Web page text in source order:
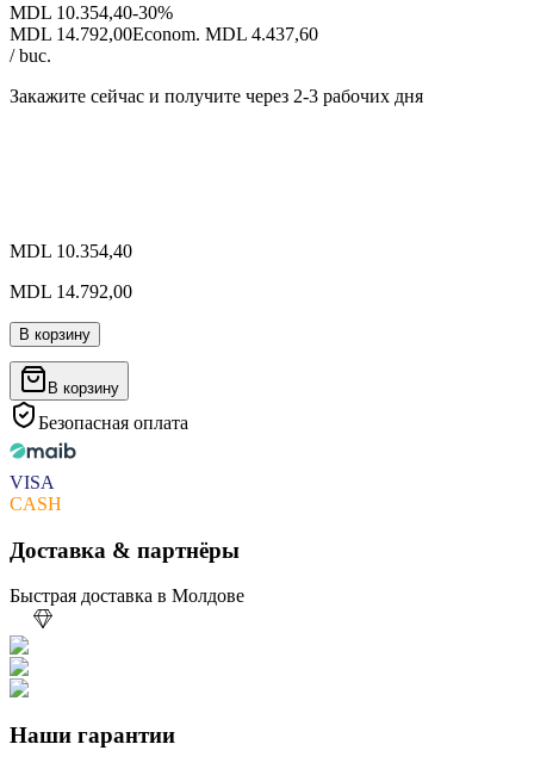
MDL 10.354,40-30%
MDL 14.792,00Econom. MDL 4.437,60
/ buc.
Закажите сейчас и получите через 2-3 рабочих дня
MDL 10.354,40
MDL 14.792,00
В корзину
В корзину
Безопасная оплата
VISA
CASH
Доставка & партнёры
Быстрая доставка в Молдове
Наши гарантии